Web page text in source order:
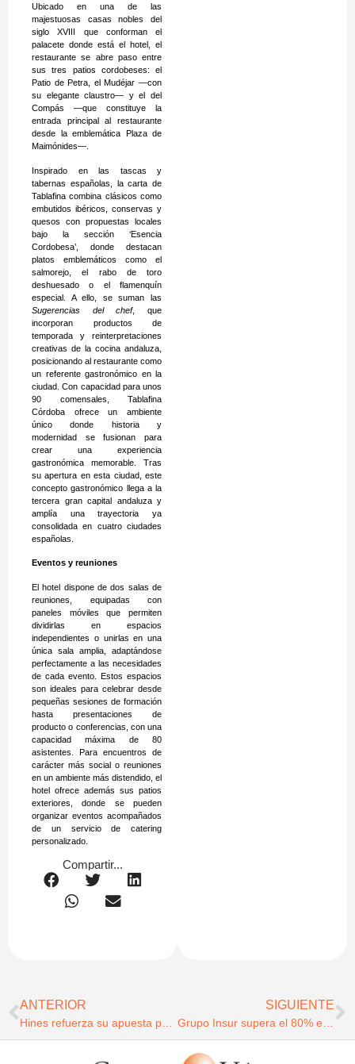
Ubicado en una de las
majestuosas casas nobles del
siglo XVIII que conforman el
palacete donde está el hotel, el
restaurante se abre paso entre
sus tres patios cordobeses: el
Patio de Petra, el Mudéjar —con
su elegante claustro— y el del
Compás —que constituye la
entrada principal al restaurante
desde la emblemática Plaza de
Maimónides—.
Inspirado en las tascas y
tabernas españolas, la carta de
Tablafina combina clásicos como
embutidos ibéricos, conservas y
quesos con propuestas locales
bajo la sección ‘Esencia
Cordobesa’, donde destacan
platos emblemáticos como el
salmorejo, el rabo de toro
deshuesado o el flamenquín
especial. A ello, se suman las
Sugerencias del chef, que
incorporan productos de
temporada y reinterpretaciones
creativas de la cocina andaluza,
posicionando al restaurante como
un referente gastronómico en la
ciudad. Con capacidad para unos
90 comensales, Tablafina
Córdoba ofrece un ambiente
único donde historia y
modernidad se fusionan para
crear una experiencia
gastronómica memorable. Tras
su apertura en esta ciudad, este
concepto gastronómico llega a la
tercera gran capital andaluza y
amplía una trayectoria ya
consolidada en cuatro ciudades
españolas.
Eventos y reuniones
El hotel dispone de dos salas de
reuniones, equipadas con
paneles móviles que permiten
dividirlas en espacios
independientes o unirlas en una
única sala amplia, adaptándose
perfectamente a las necesidades
de cada evento. Estos espacios
son ideales para celebrar desde
pequeñas sesiones de formación
hasta presentaciones de
producto o conferencias, con una
capacidad máxima de 80
asistentes. Para encuentros de
carácter más social o reuniones
en un ambiente más distendido, el
hotel ofrece además sus patios
exteriores, donde se pueden
organizar eventos acompañados
de un servicio de catering
personalizado.
Compartir...
ANTERIOR SIGUIENTE
Grupo Insur supera el 80% en la comercialización del edificio de oficinas Ágora, en Málaga, antes de finalizar su construcción